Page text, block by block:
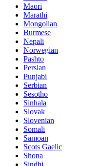
Maori
Marathi
Mongolian
Burmese
Nepali
Norwegian
Pashto
Persian
Punjabi
Serbian
Sesotho
Sinhala
Slovak
Slovenian
Somali
Samoan
Scots Gaelic
Shona
Sindhi